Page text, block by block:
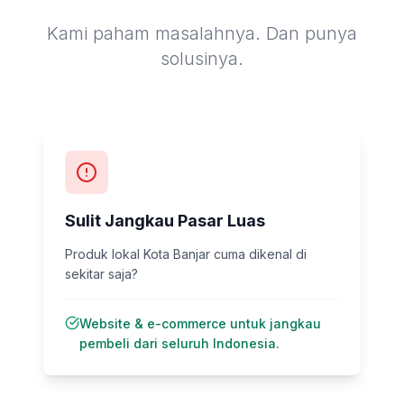
Kami paham masalahnya. Dan punya
solusinya.
Sulit Jangkau Pasar Luas
Produk lokal Kota Banjar cuma dikenal di
sekitar saja?
Website & e-commerce untuk jangkau
pembeli dari seluruh Indonesia.